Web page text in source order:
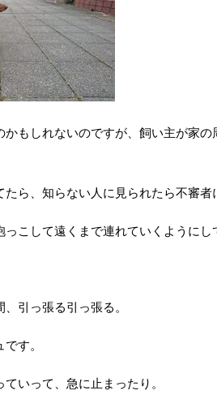
かもしれないのですが、飼い主が家
たら、知らない人に見られたら不審
こして遠くまで連れていくようにし
引っ張る引っ張る。
す。
いって、急に止まったり。